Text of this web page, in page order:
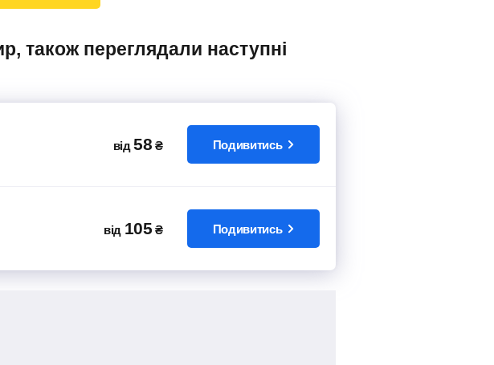
від 58 ₴ Подивитись
від 105 ₴ Подивитись